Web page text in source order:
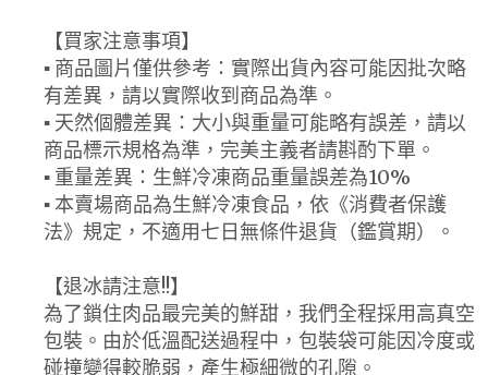
【買家注意事項】
▪ 商品圖片僅供參考：實際出貨內容可能因批次略
有差異，請以實際收到商品為準。
▪ 天然個體差異：大小與重量可能略有誤差，請以
商品標示規格為準，完美主義者請斟酌下單。
▪ 重量差異：生鮮冷凍商品重量誤差為10%
▪ 本賣場商品為生鮮冷凍食品，依《消費者保護
法》規定，不適用七日無條件退貨（鑑賞期）。
【退冰請注意!!】
為了鎖住肉品最完美的鮮甜，我們全程採用高真空
包裝。由於低溫配送過程中，包裝袋可能因冷度或
碰撞變得較脆弱，產生極細微的孔隙。